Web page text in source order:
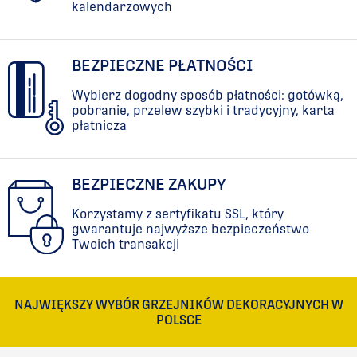
kalendarzowych
BEZPIECZNE PŁATNOŚCI
Wybierz dogodny sposób płatności: gotówką,
pobranie, przelew szybki i tradycyjny, karta
płatnicza
BEZPIECZNE ZAKUPY
Korzystamy z sertyfikatu SSL, który
gwarantuje najwyższe bezpieczeństwo
Twoich transakcji
NAJWIĘKSZY WYBÓR GRZEJNIKÓW DEKORACYJNYCH W
POLSCE